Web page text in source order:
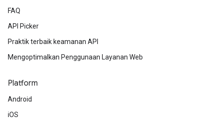
FAQ
API Picker
Praktik terbaik keamanan API
Mengoptimalkan Penggunaan Layanan Web
Platform
Android
iOS